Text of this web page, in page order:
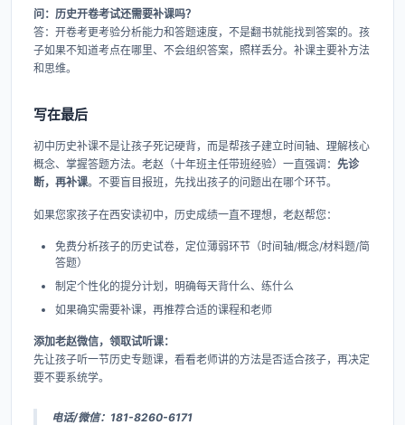
问：历史开卷考试还需要补课吗？
答：开卷考更考验分析能力和答题速度，不是翻书就能找到答案的。孩
子如果不知道考点在哪里、不会组织答案，照样丢分。补课主要补方法
和思维。
写在最后
初中历史补课不是让孩子死记硬背，而是帮孩子建立时间轴、理解核心
概念、掌握答题方法。老赵（十年班主任带班经验）一直强调： 先诊
断，再补课。不要盲目报班，先找出孩子的问题出在哪个环节。
如果您家孩子在西安读初中，历史成绩一直不理想，老赵帮您：
免费分析孩子的历史试卷，定位薄弱环节（时间轴/概念/材料题/简
答题）
制定个性化的提分计划，明确每天背什么、练什么
如果确实需要补课，再推荐合适的课程和老师
添加老赵微信，领取试听课：
先让孩子听一节历史专题课，看看老师讲的方法是否适合孩子，再决定
要不要系统学。
电话/微信：181-8260-6171